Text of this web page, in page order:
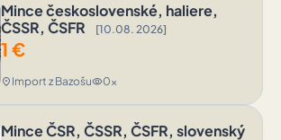
Mince československé, haliere,
ČSSR, ČSFR
[10.08. 2026]
1 €
location_on Import z Bazošuvisibility0x
Mince ČSR, ČSSR, ČSFR, slovenský